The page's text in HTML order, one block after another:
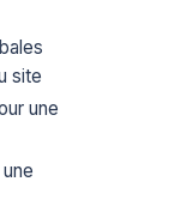
site
une